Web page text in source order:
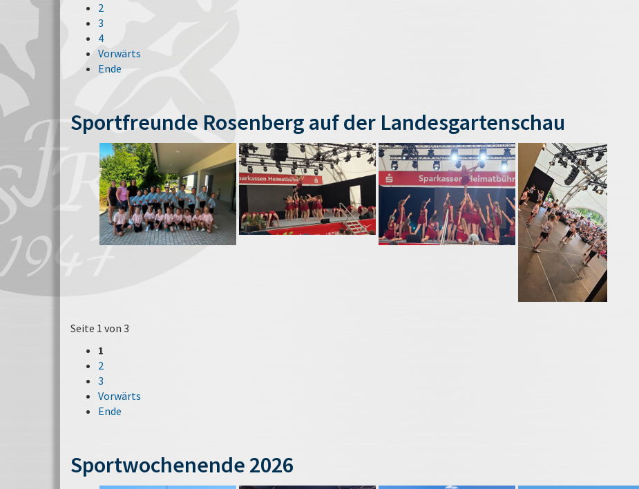
2
3
4
Vorwärts
Ende
Sportfreunde Rosenberg auf der Landesgartenschau
Seite 1 von 3
1
2
3
Vorwärts
Ende
Sportwochenende 2026